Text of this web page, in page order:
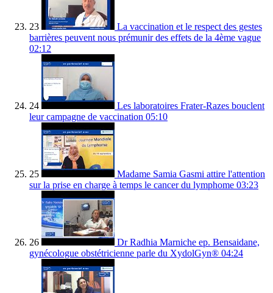
23
La vaccination et le respect des gestes
barrières peuvent nous prémunir des effets de la 4ème vague
02:12
24
Les laboratoires Frater-Razes bouclent
leur campagne de vaccination 05:10
25
Madame Samia Gasmi attire l'attention
sur la prise en charge à temps le cancer du lymphome 03:23
26
Dr Radhia Marniche ep. Bensaidane,
gynécologue obstétricienne parle du XydolGyn® 04:24